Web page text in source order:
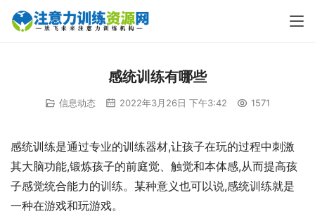
感统训练有哪些
信息动态 2022年3月26日 下午3:42 1571
感统训练是通过专业的训练器材,让孩子在玩的过程中刺激
其大脑功能,锻炼孩子的前庭觉、触觉和本体感,从而提高孩
子感觉统合能力的训练。某种意义也可以说,感统训练就是
一种在游戏和玩游戏。